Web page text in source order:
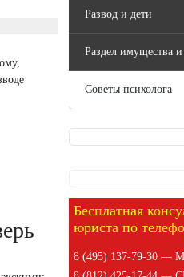
Развод и дети
Раздел имущества и
Советы психолога
Бесплатная
юриста по
8 (495) 137-79-30 —